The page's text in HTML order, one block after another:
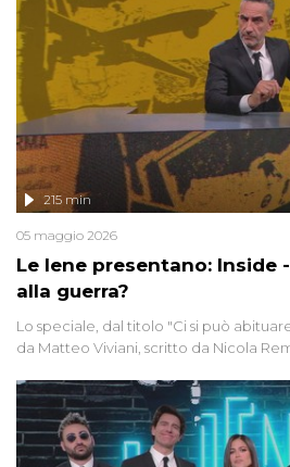
Le Iene presentano: Inside
alla guerra?
215 min
05 maggio 2026
Lo speciale, dal titolo "Ci si può
da Matteo Viviani, scritto da Nicola
di settore - su quanto la guerra sia
Anche se l'Italia non è direttamente
contesto globale rende impossibile
lontano.